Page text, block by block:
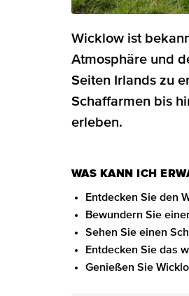
Wicklow ist
Atmosphäre und
Seiten Irlands zu
Schaffarmen bis
erleben.
WAS KANN ICH
Entdecken Sie den
Bewundern Sie
Sehen Sie einen
Entdecken Sie das
Genießen Sie